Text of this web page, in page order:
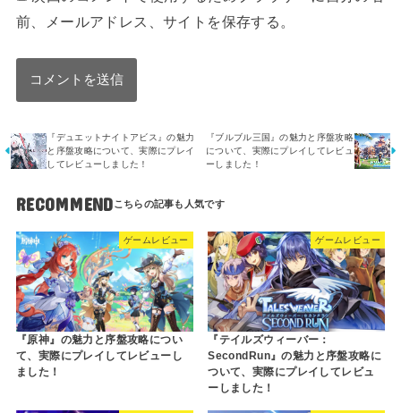
前、メールアドレス、サイトを保存する。
『デュエットナイトアビス』の魅力
と序盤攻略について、実際にプレイ
してレビューしました！
『ブルブル三国』の魅力と序盤攻略
について、実際にプレイしてレビュ
ーしました！
RECOMMEND
ゲームレビュー
『原神』の魅力と序盤攻略につい
て、実際にプレイしてレビューし
ました！
ゲームレビュー
『テイルズウィーバー：
SecondRun』の魅力と序盤攻略に
ついて、実際にプレイしてレビュ
ーしました！